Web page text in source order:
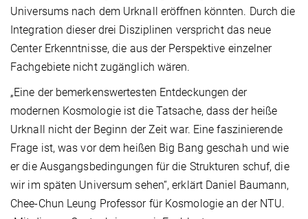
Universums nach dem Urknall eröffnen könnten. Durch die
Integration dieser drei Disziplinen verspricht das neue
Center Erkenntnisse, die aus der Perspektive einzelner
Fachgebiete nicht zugänglich wären.
„Eine der bemerkenswertesten Entdeckungen der
modernen Kosmologie ist die Tatsache, dass der heiße
Urknall nicht der Beginn der Zeit war. Eine faszinierende
Frage ist, was vor dem heißen Big Bang geschah und wie
er die Ausgangsbedingungen für die Strukturen schuf, die
wir im späten Universum sehen“, erklärt Daniel Baumann,
Chee-Chun Leung Professor für Kosmologie an der NTU.